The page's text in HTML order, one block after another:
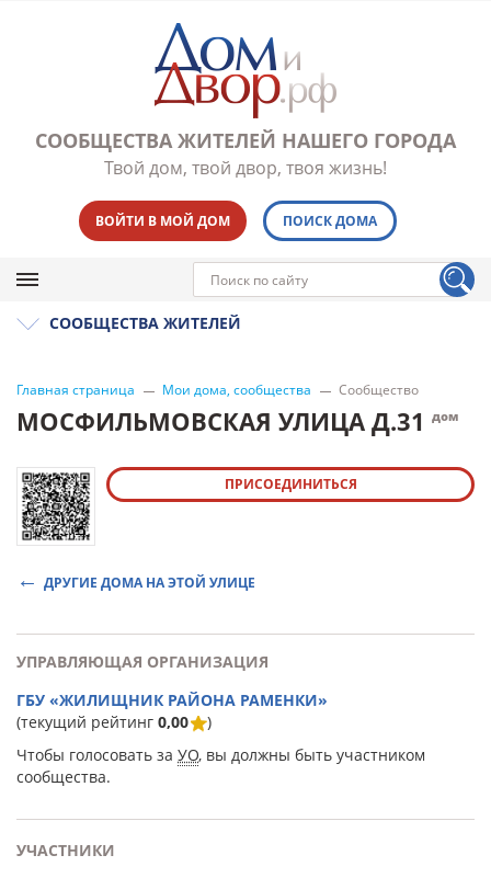
СООБЩЕСТВА ЖИТЕЛЕЙ НАШЕГО ГОРОДА
Твой дом, твой двор, твоя жизнь!
ВОЙТИ В МОЙ ДОМ ПОИСК ДОМА
СООБЩЕСТВА ЖИТЕЛЕЙ
Главная страница Мои дома, сообщества Сообщество
МОСФИЛЬМОВСКАЯ УЛИЦА Д.31 дом
ПРИСОЕДИНИТЬСЯ
ДРУГИЕ ДОМА НА ЭТОЙ УЛИЦЕ
УПРАВЛЯЮЩАЯ ОРГАНИЗАЦИЯ
ГБУ «ЖИЛИЩНИК РАЙОНА РАМЕНКИ»
(текущий рейтинг 0,00
)
Чтобы голосовать за УО, вы должны быть участником
сообщества.
УЧАСТНИКИ